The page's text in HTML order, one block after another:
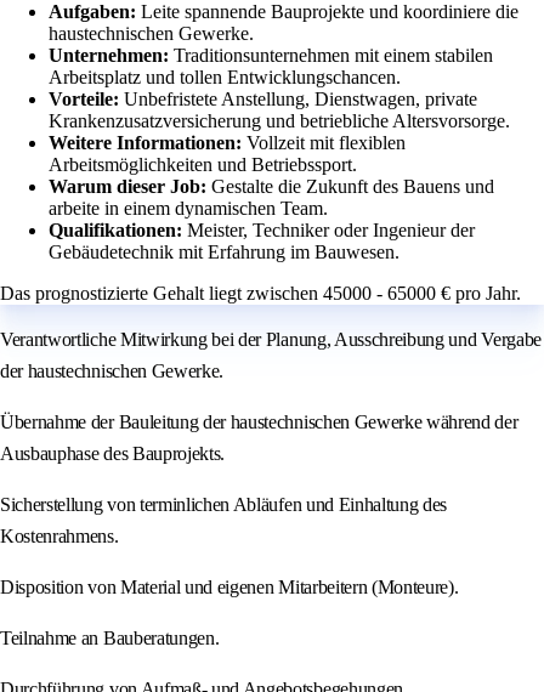
Aufgaben: Leite spannende Bauprojekte und koordiniere die
haustechnischen Gewerke.
Unternehmen: Traditionsunternehmen mit einem stabilen
Arbeitsplatz und tollen Entwicklungschancen.
Vorteile: Unbefristete Anstellung, Dienstwagen, private
Krankenzusatzversicherung und betriebliche Altersvorsorge.
Weitere Informationen: Vollzeit mit flexiblen
Arbeitsmöglichkeiten und Betriebssport.
Warum dieser Job: Gestalte die Zukunft des Bauens und
arbeite in einem dynamischen Team.
Qualifikationen: Meister, Techniker oder Ingenieur der
Gebäudetechnik mit Erfahrung im Bauwesen.
Das prognostizierte Gehalt liegt zwischen 45000 - 65000 € pro Jahr.
Verantwortliche Mitwirkung bei der Planung, Ausschreibung und Vergabe
der haustechnischen Gewerke.
Übernahme der Bauleitung der haustechnischen Gewerke während der
Ausbauphase des Bauprojekts.
Sicherstellung von terminlichen Abläufen und Einhaltung des
Kostenrahmens.
Disposition von Material und eigenen Mitarbeitern (Monteure).
Teilnahme an Bauberatungen.